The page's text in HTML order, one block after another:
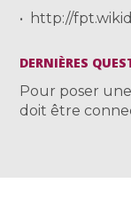
http://
DERNIÈRES
Pour poser
doit être